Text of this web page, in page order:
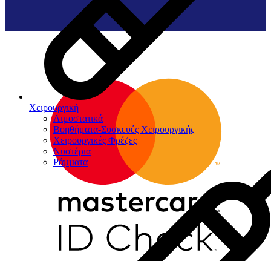
Χειρουργική
Αιμοστατικά
Βοηθήματα-Συσκευές Χειρουργικής
Χειρουργικές Φρέζες
Νυστέρια
Ράµµατα